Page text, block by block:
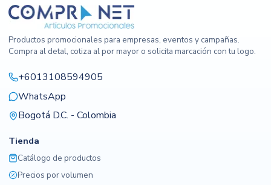
Productos promocionales para empresas, eventos y campañas.
Compra al detal, cotiza al por mayor o solicita marcación con tu logo.
+6013108594905
WhatsApp
Bogotá D.C. - Colombia
Tienda
Catálogo de productos
Precios por volumen